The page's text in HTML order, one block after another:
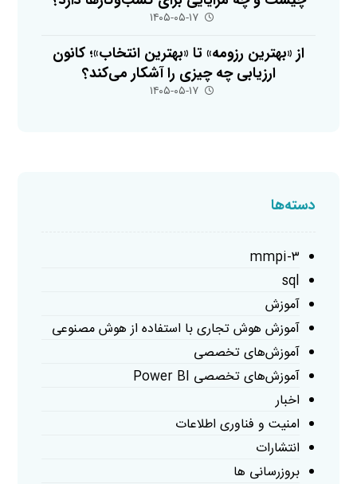
۱۴۰۵-۰۵-۱۷
از «بهترین رزومه» تا «بهترین انتخاب»؛ کانون
ارزیابی چه چیزی را آشکار می‌کند؟
۱۴۰۵-۰۵-۱۷
دسته‌ها
mmpi-۳
sql
آموزش
آموزش هوش تجاری با استفاده از هوش مصنوعی
آموزش‌های تخصصی
آموزش‌های تخصصی Power BI
اخبار
امنیت و فناوری اطلاعات
انتشارات
بروزرسانی ها